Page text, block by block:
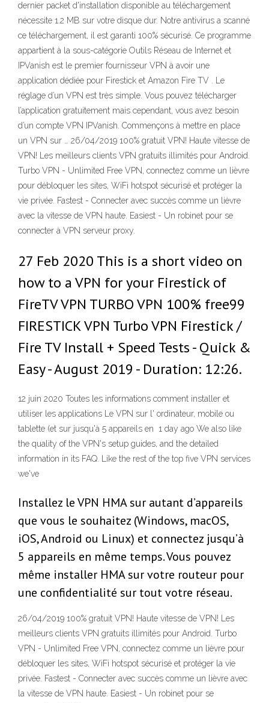
dernier packet d'installation disponible au téléchargement
nécessite 1.2 MB sur votre disque dur. Notre antivirus a scanné
ce téléchargement, il est garanti 100% sécurisé. Ce programme
appartient à la sous-catégorie Outils Réseau de Internet et
IPVanish est le premier fournisseur VPN à avoir une
application dédiée pour Firestick et Amazon Fire TV . Le
réglage d’un VPN est très simple. Vous pouvez télécharger
l’application gratuitement mais cependant, vous avez besoin
d’un compte VPN IPVanish. Commençons à mettre en place
un VPN sur … 26/04/2019 100% gratuit VPN! Haute vitesse de
VPN! Les meilleurs clients VPN gratuits illimités pour Android.
Turbo VPN - Unlimited Free VPN, connectez comme un lièvre
pour débloquer les sites, WiFi hotspot sécurisé et protéger la
vie privée. Fastest - Connecter avec succès comme un lièvre
avec la vitesse de VPN haute. Easiest - Un robinet pour se
connecter à VPN serveur proxy.
27 Feb 2020 This is a short video on
how to a VPN for your Firestick of
FireTV VPN TURBO VPN 100% free99
FIRESTICK VPN Turbo VPN Firestick /
Fire TV Install + Speed Tests - Quick &
Easy - August 2019 - Duration: 12:26.
12 juin 2020 Toutes les informations comment installer et
utiliser les applications Le VPN sur l' ordinateur, mobile ou
tablette (et sur jusqu'à 5 appareils en 1 day ago We also like
the quality of the VPN's setup guides, and the detailed
information in its FAQ. Like the rest of the top five VPN services
we've
Installez le VPN HMA sur autant d’appareils
que vous le souhaitez (Windows, macOS,
iOS, Android ou Linux) et connectez jusqu’à
5 appareils en même temps. Vous pouvez
même installer HMA sur votre routeur pour
une confidentialité sur tout votre réseau.
26/04/2019 100% gratuit VPN! Haute vitesse de VPN! Les
meilleurs clients VPN gratuits illimités pour Android. Turbo
VPN - Unlimited Free VPN, connectez comme un lièvre pour
débloquer les sites, WiFi hotspot sécurisé et protéger la vie
privée. Fastest - Connecter avec succès comme un lièvre avec
la vitesse de VPN haute. Easiest - Un robinet pour se